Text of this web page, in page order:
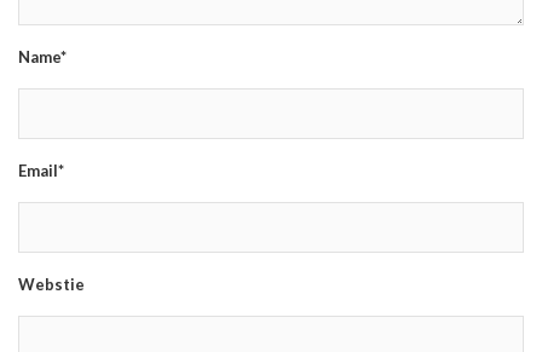
Name*
Email*
Webstie